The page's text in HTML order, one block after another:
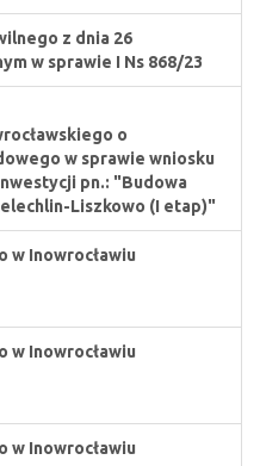
z dnia 26
w sprawie I Ns 868/23
o
w sprawie wniosku
pn.: "Budowa
Liszkowo (I etap)"
w Inowrocławiu
w Inowrocławiu
w Inowrocławiu